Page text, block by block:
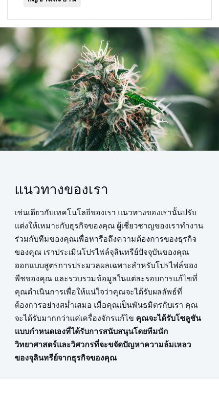
แนวทางของเรา
เช่นเดียวกับเทคโนโลยีของเรา แนวทางของเรานั้นปรับ
แต่งให้เหมาะกับธุรกิจของคุณ ผู้เชี่ยวชาญของเราทำงาน
ร่วมกับทีมของคุณเพื่อหารือถึงความต้องการของธุรกิจ
ของคุณ เราประเมินโปรไฟล์จุลินทรีย์ปัจจุบันของคุณ
ออกแบบสูตรการประมวลผลเฉพาะสำหรับโปรไฟล์ของ
พืชของคุณ และรวบรวมข้อมูลในแต่ละรอบการแก้ไขที่
คุณดำเนินการเพื่อให้แน่ใจว่าคุณจะได้รับผลลัพธ์ที่
ต้องการอย่างสม่ำเสมอ เมื่อคุณเป็นพันธมิตรกับเรา คุณ
จะได้รับมากกว่าแค่เครื่องจักรแก้ไข คุณจะได้รับโซลูชัน
แบบกำหนดเองที่ได้รับการสนับสนุนโดยทีมนัก
วิทยาศาสตร์และวิศวกรที่จะขจัดปัญหาความล้มเหลว
ของจุลินทรีย์จากธุรกิจของคุณ